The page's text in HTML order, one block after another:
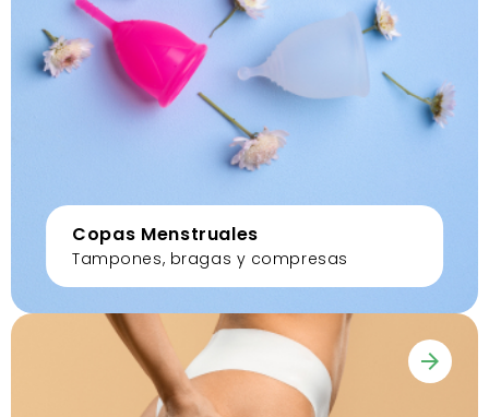
Copas Menstruales
Tampones, bragas y compresas